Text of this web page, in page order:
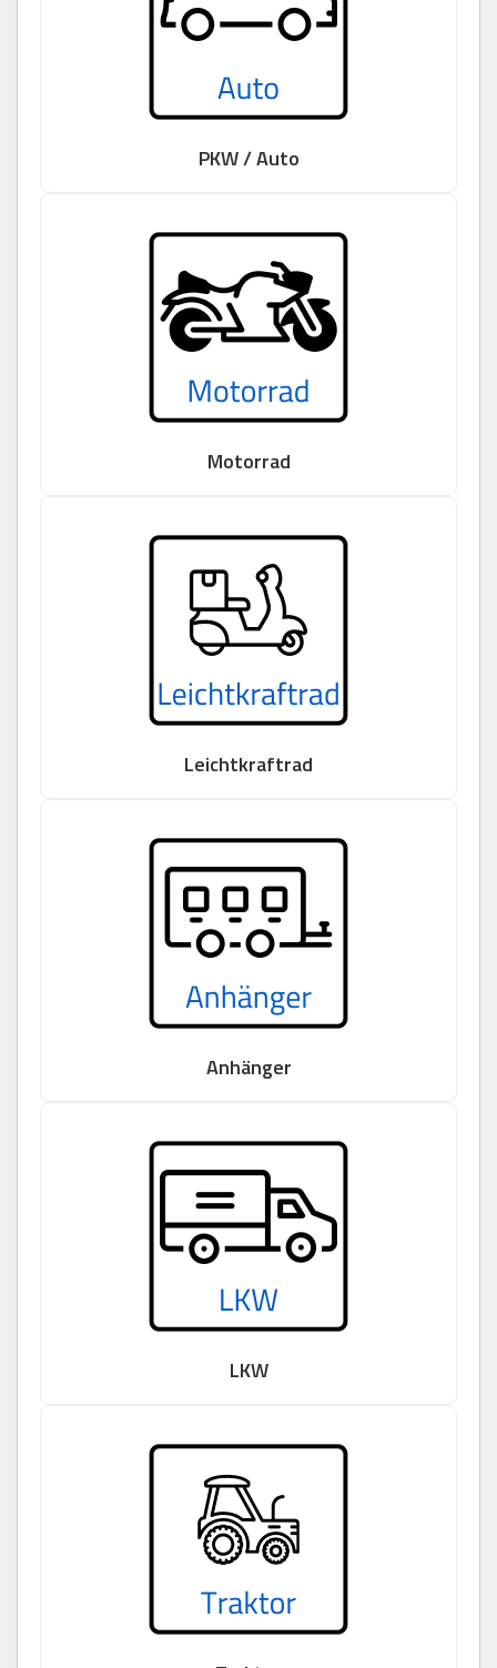
PKW / Auto
Motorrad
Leichtkraftrad
Anhänger
LKW